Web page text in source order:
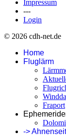
Impressum
---
Login
© 2026 cdh-net.de
Home
Fluglärm
Fraport
->